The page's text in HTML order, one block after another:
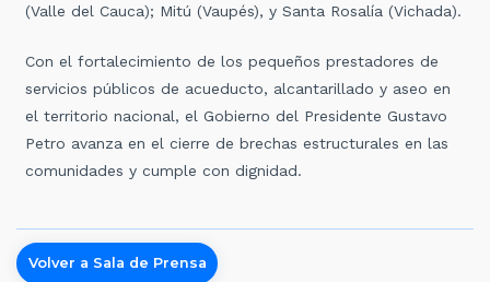
(Valle del Cauca); Mitú (Vaupés), y Santa Rosalía (Vichada).
Con el fortalecimiento de los pequeños prestadores de
servicios públicos de acueducto, alcantarillado y aseo en
el territorio nacional, el Gobierno del Presidente Gustavo
Petro avanza en el cierre de brechas estructurales en las
comunidades y cumple con dignidad.
Volver a Sala de Prensa